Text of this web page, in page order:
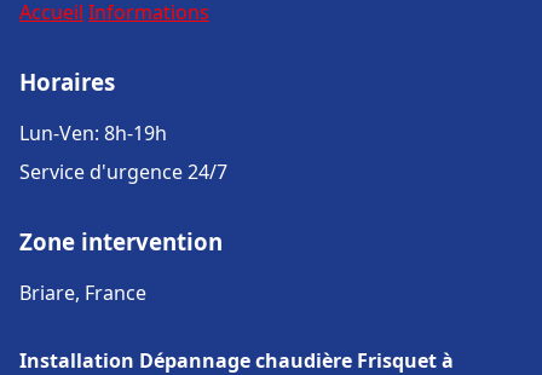
Accueil Informations
Horaires
Lun-Ven: 8h-19h
Service d'urgence 24/7
Zone intervention
Briare, France
Installation Dépannage chaudière Frisquet à